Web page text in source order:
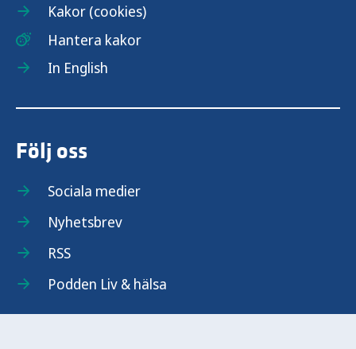
Kakor (cookies)
Hantera kakor
In English
Följ oss
Sociala medier
Nyhetsbrev
RSS
Podden Liv & hälsa